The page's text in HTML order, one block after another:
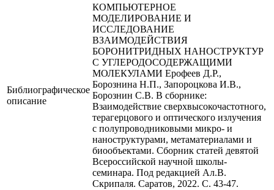
Библиографическое
описание
КОМПЬЮТЕРНОЕ
МОДЕЛИРОВАНИЕ И
ИССЛЕДОВАНИЕ
ВЗАИМОДЕЙСТВИЯ
БОРОНИТРИДНЫХ НАНОСТРУКТУР
С УГЛЕРОДОСОДЕРЖАЩИМИ
МОЛЕКУЛАМИ Ерофеев Д.Р.,
Борознина Н.П., Запороцкова И.В.,
Борознин С.В. В сборнике:
Взаимодействие сверхвысокочастотного,
терагерцового и оптического излучения
с полупроводниковыми микро- и
наноструктурами, метаматериалами и
биообъектами. Сборник статей девятой
Всероссийской научной школы-
семинара. Под редакцией Ал.В.
Скрипаля. Саратов, 2022. С. 43-47.